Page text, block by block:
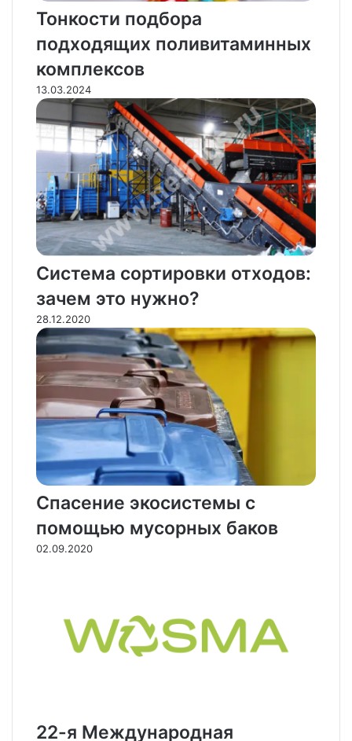
Тонкости подбора
подходящих поливитаминных
комплексов
13.03.2024
Система сортировки отходов:
зачем это нужно?
28.12.2020
Спасение экосистемы с
помощью мусорных баков
02.09.2020
22-я Международная